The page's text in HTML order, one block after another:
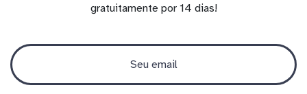
gratuitamente por 14 dias!